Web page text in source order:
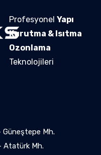
Profesyonel Yapı
Kurutma & Isıtma
Ozonlama
Teknolojileri
Mh.
Atatürk Mh.